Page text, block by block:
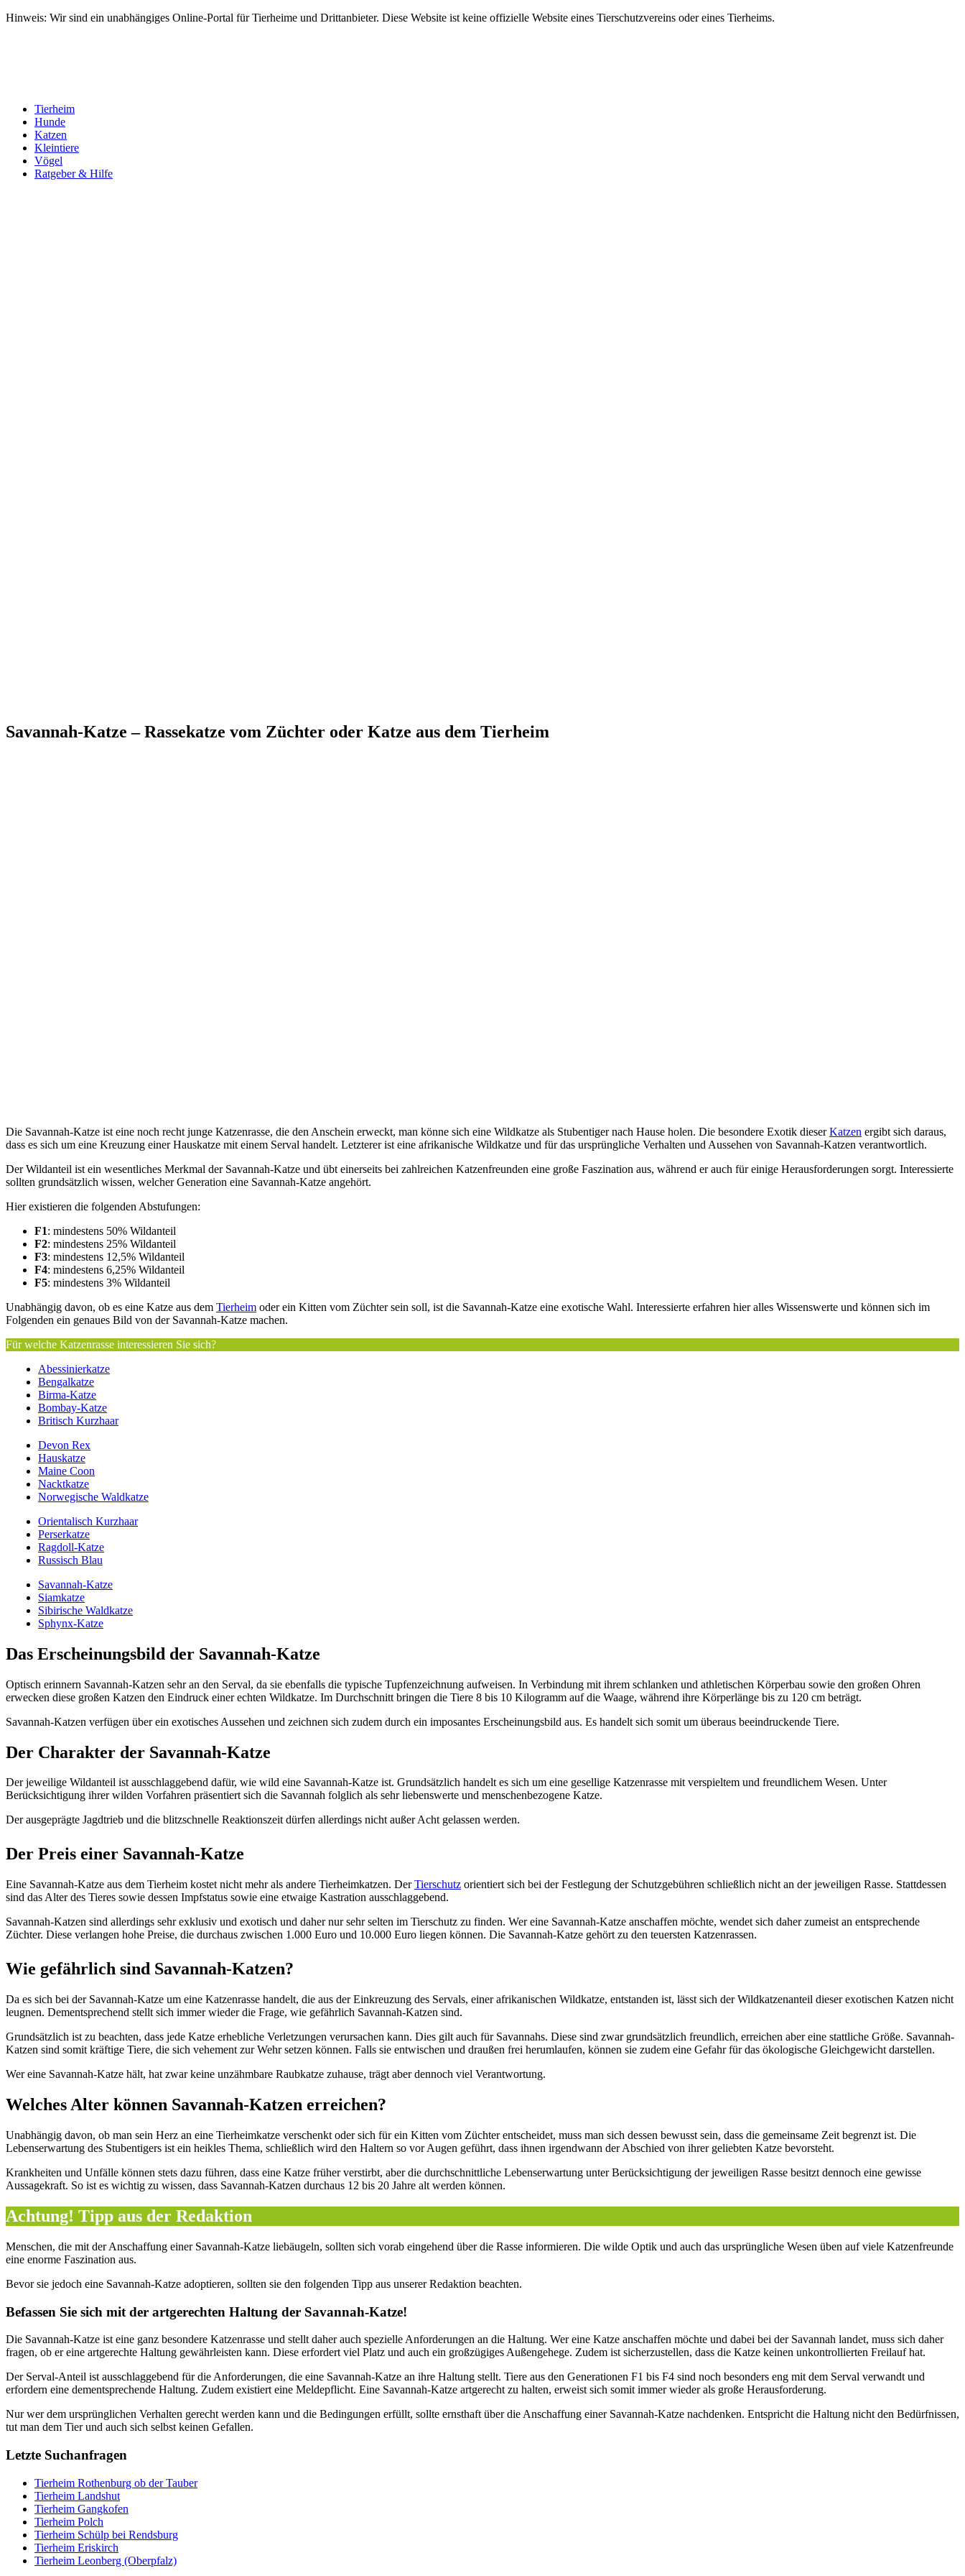
Hinweis: Wir sind ein unabhängiges Online-Portal für Tierheime und Drittanbieter. Diese Website ist keine offizielle Website eines Tierschutzvereins oder eines Tierheims.
Tierheim
Hunde
Katzen
Kleintiere
Vögel
Ratgeber & Hilfe
Savannah-Katze – Rassekatze vom Züchter oder Katze aus dem Tierheim
Die Savannah-Katze ist eine noch recht junge Katzenrasse, die den Anschein erweckt, man könne sich eine Wildkatze als Stubentiger nach Hause holen. Die besondere Exotik dieserKatzen ergibt sich daraus,
dass es sich um eine Kreuzung einer Hauskatze mit einem Serval handelt. Letzterer ist eine afrikanische Wildkatze und für das ursprüngliche Verhalten und Aussehen von Savannah-Katzen verantwortlich.
Der Wildanteil ist ein wesentliches Merkmal der Savannah-Katze und übt einerseits bei zahlreichen Katzenfreunden eine große Faszination aus, während er auch für einige Herausforderungen sorgt. Interessierte
sollten grundsätzlich wissen, welcher Generation eine Savannah-Katze angehört.
Hier existieren die folgenden Abstufungen:
F1: mindestens 50% Wildanteil
F2: mindestens 25% Wildanteil
F3: mindestens 12,5% Wildanteil
F4: mindestens 6,25% Wildanteil
F5: mindestens 3% Wildanteil
Unabhängig davon, ob es eine Katze aus dem Tierheim oder ein Kitten vom Züchter sein soll, ist die Savannah-Katze eine exotische Wahl. Interessierte erfahren hier alles Wissenswerte und können sich im
Folgenden ein genaues Bild von der Savannah-Katze machen.
Für welche Katzenrasse interessieren Sie sich?
Abessinierkatze
Bengalkatze
Birma-Katze
Bombay-Katze
Britisch Kurzhaar
Devon Rex
Hauskatze
Maine Coon
Nacktkatze
Norwegische Waldkatze
Orientalisch Kurzhaar
Perserkatze
Ragdoll-Katze
Russisch Blau
Savannah-Katze
Siamkatze
Sibirische Waldkatze
Sphynx-Katze
Das Erscheinungsbild der Savannah-Katze
Optisch erinnern Savannah-Katzen sehr an den Serval, da sie ebenfalls die typische Tupfenzeichnung aufweisen. In Verbindung mit ihrem schlanken und athletischen Körperbau sowie den großen Ohren
erwecken diese großen Katzen den Eindruck einer echten Wildkatze. Im Durchschnitt bringen die Tiere 8 bis 10 Kilogramm auf die Waage, während ihre Körperlänge bis zu 120 cm beträgt.
Savannah-Katzen verfügen über ein exotisches Aussehen und zeichnen sich zudem durch ein imposantes Erscheinungsbild aus. Es handelt sich somit um überaus beeindruckende Tiere.
Der Charakter der Savannah-Katze
Der jeweilige Wildanteil ist ausschlaggebend dafür, wie wild eine Savannah-Katze ist. Grundsätzlich handelt es sich um eine gesellige Katzenrasse mit verspieltem und freundlichem Wesen. Unter
Berücksichtigung ihrer wilden Vorfahren präsentiert sich die Savannah folglich als sehr liebenswerte und menschenbezogene Katze.
Der ausgeprägte Jagdtrieb und die blitzschnelle Reaktionszeit dürfen allerdings nicht außer Acht gelassen werden.
Der Preis einer Savannah-Katze
Eine Savannah-Katze aus dem Tierheim kostet nicht mehr als andere Tierheimkatzen. DerTierschutz orientiert sich bei der Festlegung der Schutzgebühren schließlich nicht an der jeweiligen Rasse. Stattdessen
sind das Alter des Tieres sowie dessen Impfstatus sowie eine etwaige Kastration ausschlaggebend.
Savannah-Katzen sind allerdings sehr exklusiv und exotisch und daher nur sehr selten im Tierschutz zu finden. Wer eine Savannah-Katze anschaffen möchte, wendet sich daher zumeist an entsprechende
Züchter. Diese verlangen hohe Preise, die durchaus zwischen 1.000 Euro und 10.000 Euro liegen können. Die Savannah-Katze gehört zu den teuersten Katzenrassen.
Wie gefährlich sind Savannah-Katzen?
Da es sich bei der Savannah-Katze um eine Katzenrasse handelt, die aus der Einkreuzung des Servals, einer afrikanischen Wildkatze, entstanden ist, lässt sich der Wildkatzenanteil dieser exotischen Katzen nicht
leugnen. Dementsprechend stellt sich immer wieder die Frage, wie gefährlich Savannah-Katzen sind.
Grundsätzlich ist zu beachten, dass jede Katze erhebliche Verletzungen verursachen kann. Dies gilt auch für Savannahs. Diese sind zwar grundsätzlich freundlich, erreichen aber eine stattliche Größe. Savannah-
Katzen sind somit kräftige Tiere, die sich vehement zur Wehr setzen können. Falls sie entwischen und draußen frei herumlaufen, können sie zudem eine Gefahr für das ökologische Gleichgewicht darstellen.
Wer eine Savannah-Katze hält, hat zwar keine unzähmbare Raubkatze zuhause, trägt aber dennoch viel Verantwortung.
Welches Alter können Savannah-Katzen erreichen?
Unabhängig davon, ob man sein Herz an eine Tierheimkatze verschenkt oder sich für ein Kitten vom Züchter entscheidet, muss man sich dessen bewusst sein, dass die gemeinsame Zeit begrenzt ist. Die
Lebenserwartung des Stubentigers ist ein heikles Thema, schließlich wird den Haltern so vor Augen geführt, dass ihnen irgendwann der Abschied von ihrer geliebten Katze bevorsteht.
Krankheiten und Unfälle können stets dazu führen, dass eine Katze früher verstirbt, aber die durchschnittliche Lebenserwartung unter Berücksichtigung der jeweiligen Rasse besitzt dennoch eine gewisse
Aussagekraft. So ist es wichtig zu wissen, dass Savannah-Katzen durchaus 12 bis 20 Jahre alt werden können.
Achtung! Tipp aus der Redaktion
Menschen, die mit der Anschaffung einer Savannah-Katze liebäugeln, sollten sich vorab eingehend über die Rasse informieren. Die wilde Optik und auch das ursprüngliche Wesen üben auf viele Katzenfreunde
eine enorme Faszination aus.
Bevor sie jedoch eine Savannah-Katze adoptieren, sollten sie den folgenden Tipp aus unserer Redaktion beachten.
Befassen Sie sich mit der artgerechten Haltung der Savannah-Katze!
Die Savannah-Katze ist eine ganz besondere Katzenrasse und stellt daher auch spezielle Anforderungen an die Haltung. Wer eine Katze anschaffen möchte und dabei bei der Savannah landet, muss sich daher
fragen, ob er eine artgerechte Haltung gewährleisten kann. Diese erfordert viel Platz und auch ein großzügiges Außengehege. Zudem ist sicherzustellen, dass die Katze keinen unkontrollierten Freilauf hat.
Der Serval-Anteil ist ausschlaggebend für die Anforderungen, die eine Savannah-Katze an ihre Haltung stellt. Tiere aus den Generationen F1 bis F4 sind noch besonders eng mit dem Serval verwandt und
erfordern eine dementsprechende Haltung. Zudem existiert eine Meldepflicht. Eine Savannah-Katze artgerecht zu halten, erweist sich somit immer wieder als große Herausforderung.
Nur wer dem ursprünglichen Verhalten gerecht werden kann und die Bedingungen erfüllt, sollte ernsthaft über die Anschaffung einer Savannah-Katze nachdenken. Entspricht die Haltung nicht den Bedürfnissen,
tut man dem Tier und auch sich selbst keinen Gefallen.
Letzte Suchanfragen
Tierheim Rothenburg ob der Tauber
Tierheim Landshut
Tierheim Gangkofen
Tierheim Polch
Tierheim Schülp bei Rendsburg
Tierheim Eriskirch
Tierheim Leonberg (Oberpfalz)